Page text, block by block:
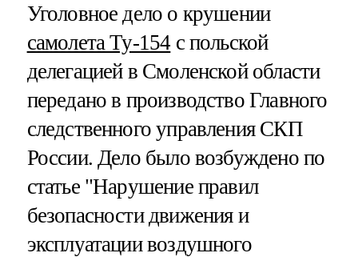
Уголовное дело о крушении
самолета Ту-154 с польской
делегацией в Смоленской области
передано в производство Главного
следственного управления СКП
России. Дело было возбуждено по
статье "Нарушение правил
безопасности движения и
эксплуатации воздушного